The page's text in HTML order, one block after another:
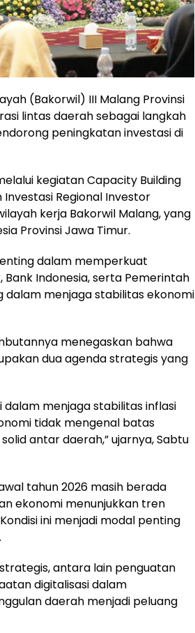
(Bakorwil) III Malang Provinsi
lintas daerah sebagai langkah
peningkatan investasi di
kegiatan Capacity Building
Regional Investor
kerja Bakorwil Malang, yang
Provinsi Jawa Timur.
dalam memperkuat
Indonesia, serta Pemerintah
menjaga stabilitas ekonomi
menegaskan bahwa
dua agenda strategis yang
dalam menjaga stabilitas inflasi
tidak mengenal batas
antar daerah,” ujarnya, Sabtu
tahun 2026 masih berada
ekonomi menunjukkan tren
ini menjadi modal penting
antara lain penguatan
digitalisasi dalam
daerah menjadi peluang